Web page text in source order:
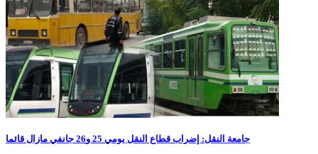
جامعة النقل: إضراب قطاع النقل يومي 25 و26 جانفي مازال قائما